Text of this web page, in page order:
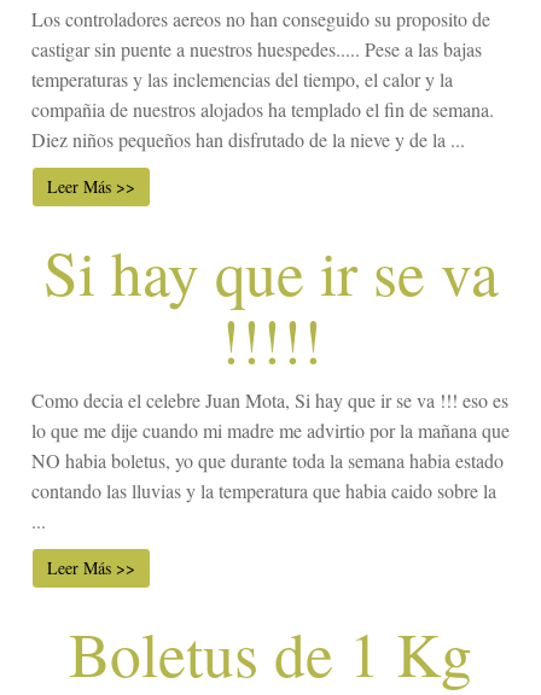
Los controladores aereos no han conseguido su proposito de
castigar sin puente a nuestros huespedes..... Pese a las bajas
temperaturas y las inclemencias del tiempo, el calor y la
compañia de nuestros alojados ha templado el fin de semana.
Diez niños pequeños han disfrutado de la nieve y de la ...
Leer Más >>
Si hay que ir se va
!!!!!
Como decia el celebre Juan Mota, Si hay que ir se va !!! eso es
lo que me dije cuando mi madre me advirtio por la mañana que
NO habia boletus, yo que durante toda la semana habia estado
contando las lluvias y la temperatura que habia caido sobre la
...
Leer Más >>
Boletus de 1 Kg